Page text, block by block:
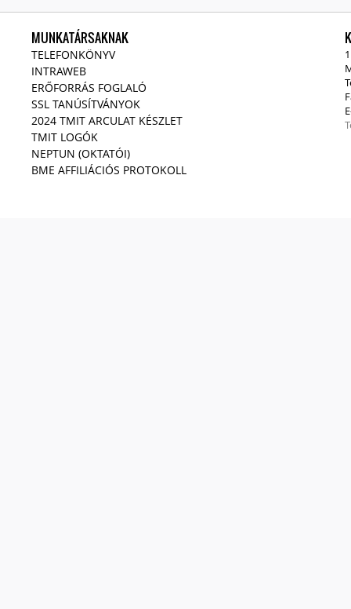
MUNKATÁRSAKNAK
TELEFONKÖNYV
INTRAWEB
ERŐFORRÁS FOGLALÓ
SSL TANÚSÍTVÁNYOK
2024 TMIT ARCULAT KÉSZLET
TMIT LOGÓK
NEPTUN (OKTATÓI)
BME AFFILIÁCIÓS PROTOKOLL